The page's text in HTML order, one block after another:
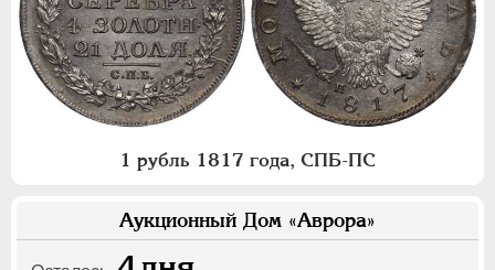
1 рубль 1817 года, СПБ-ПС
Аукционный Дом «Аврора»